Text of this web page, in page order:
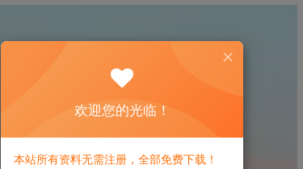
欢迎您的光临！
本站所有资料无需注册，全部免费下载！